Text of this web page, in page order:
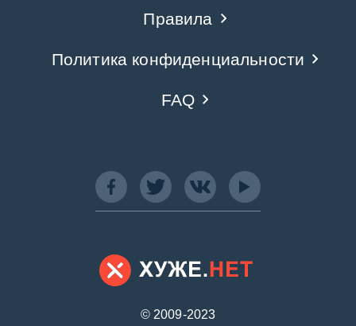
© 2009-2023
Правила
Политика конфиденциальности
FAQ